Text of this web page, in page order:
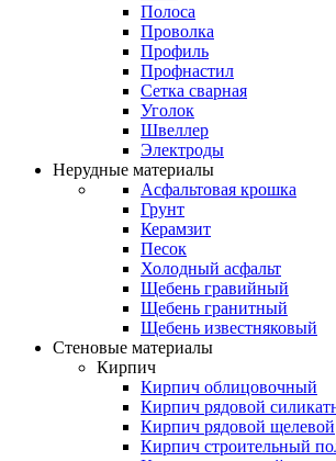
Полоса
Проволка
Профиль
Профнастил
Сетка сварная
Уголок
Швеллер
Электроды
Нерудные материалы
Асфальтовая крошка
Грунт
Керамзит
Песок
Холодный асфальт
Щебень гравийный
Щебень гранитный
Щебень известняковый
Стеновые материалы
Кирпич
Кирпич облицовочный
Кирпич рядовой
Кирпич рядовой щелевой
Кирпич строительный